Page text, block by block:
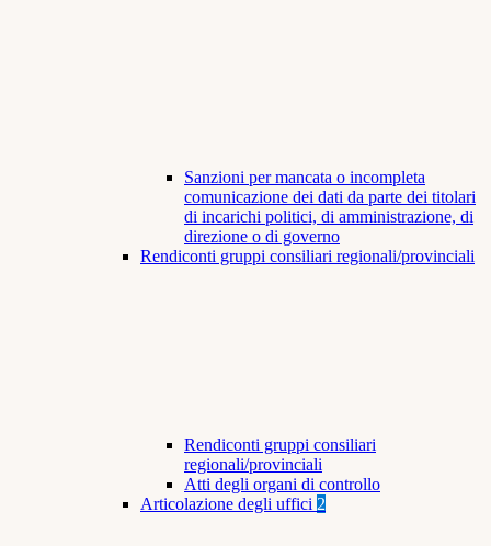
Sanzioni per mancata o incompleta
comunicazione dei dati da parte dei titolari
di incarichi politici, di amministrazione, di
direzione o di governo
Rendiconti gruppi consiliari regionali/provinciali
Rendiconti gruppi consiliari
regionali/provinciali
Atti degli organi di controllo
Articolazione degli uffici 2